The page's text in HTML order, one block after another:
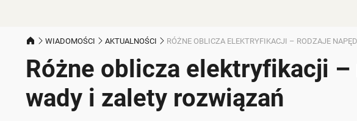
WIADOMOŚCI AKTUALNOŚCI RÓŻNE OBLICZA ELEKTRYFIKACJI – RODZAJE
Różne oblicza elektryfikacji –
wady i zalety rozwiązań